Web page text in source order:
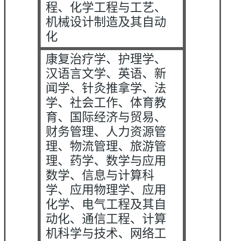
程、化学工程与工艺、
机械设计制造及其自动
化
康复治疗学、护理学、
汉语言文学、英语、新
闻学、针灸推拿学、法
学、社会工作、体育教
育、国际经济与贸易、
财务管理、人力资源管
理、物流管理、旅游管
理、药学、数学与应用
数学、信息与计算科
学、应用物理学、应用
化学、电气工程及其自
动化、通信工程、计算
机科学与技术、网络工